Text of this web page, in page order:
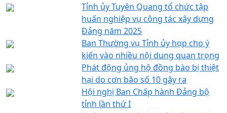
Tỉnh ủy Tuyên Quang tổ chức tập
huấn nghiệp vụ công tác xây dựng
Đảng năm 2025
Ban Thường vụ Tỉnh ủy họp cho ý
kiến vào nhiều nội dung quan trọng
Phát động ủng hộ đồng bào bị thiệt
hại do cơn bão số 10 gây ra
Hội nghị Ban Chấp hành Đảng bộ
tỉnh lần thứ I